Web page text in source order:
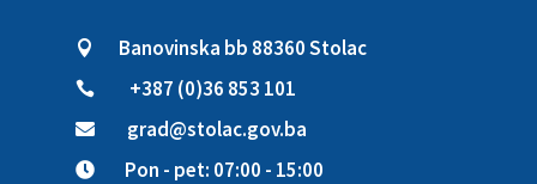
 Banovinska bb 88360 Stolac
 +387 (0)36 853 101
 grad@stolac.gov.ba
 Pon - pet: 07:00 - 15:00